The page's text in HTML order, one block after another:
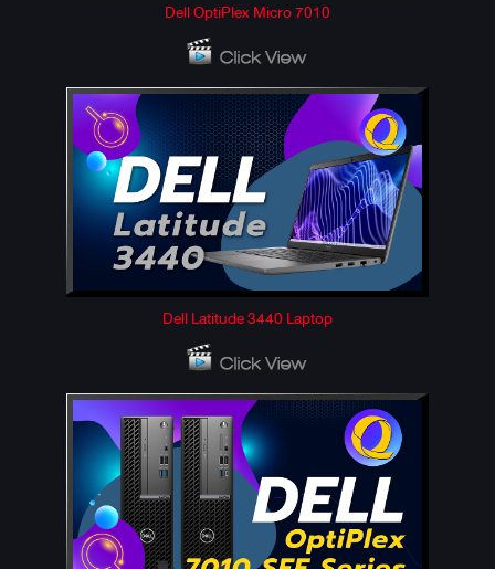
Dell OptiPlex Micro 7010
Dell Latitude 3440 Laptop